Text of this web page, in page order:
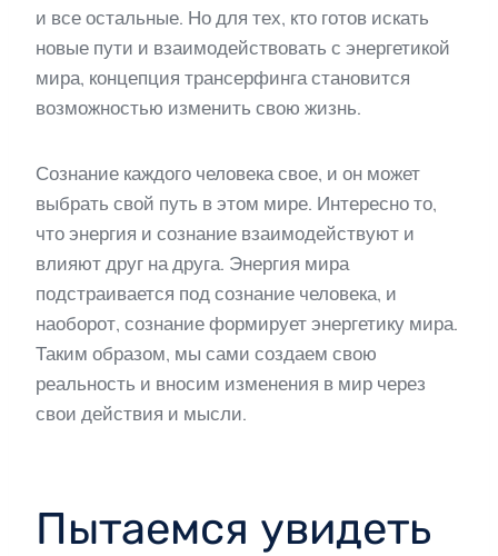
и все остальные. Но для тех, кто готов искать
новые пути и взаимодействовать с энергетикой
мира, концепция трансерфинга становится
возможностью изменить свою жизнь.
Сознание каждого человека свое, и он может
выбрать свой путь в этом мире. Интересно то,
что энергия и сознание взаимодействуют и
влияют друг на друга. Энергия мира
подстраивается под сознание человека, и
наоборот, сознание формирует энергетику мира.
Таким образом, мы сами создаем свою
реальность и вносим изменения в мир через
свои действия и мысли.
Пытаемся увидеть